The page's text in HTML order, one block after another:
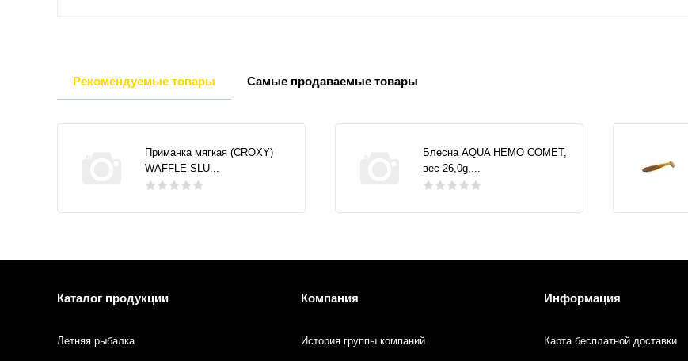
Рекомендуемые товары Самые продаваемые товары
Приманка мягкая (CROXY)
WAFFLE SLU...
Блесна AQUA НЕМО COMET,
вес-26,0g,...
Каталог продукции
Летняя рыбалка
Компания
История группы компаний
Информация
Карта бесплатной доставки